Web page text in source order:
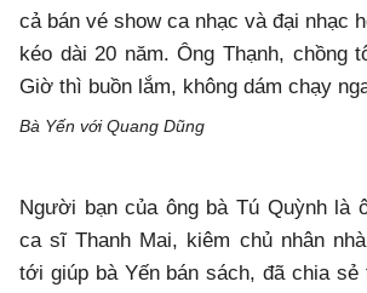
cả bán vé show ca nhạc và đại nhạc
kéo dài 20 năm. Ông Thạnh, chồng
Giờ thì buồn lắm, không dám chạy
Bà Yến với Quang Dũng
Người bạn của ông bà Tú Quỳnh là
ca sĩ Thanh Mai, kiêm chủ nhân
tới giúp bà Yến bán sách, đã chia sẻ